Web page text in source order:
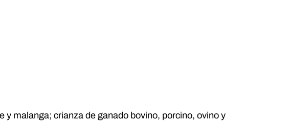
y malanga; crianza de ganado bovino, porcino, ovino y